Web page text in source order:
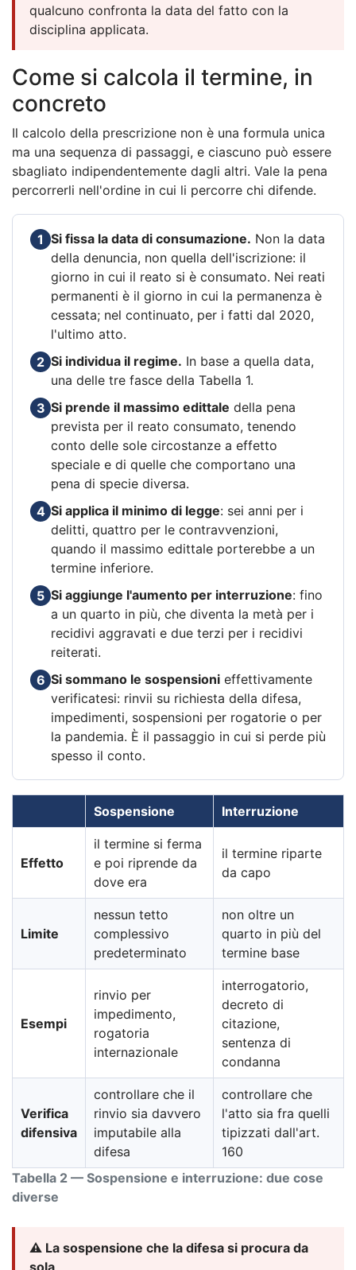
qualcuno confronta la data del fatto con la
disciplina applicata.
Come si calcola il termine, in
concreto
Il calcolo della prescrizione non è una formula unica
ma una sequenza di passaggi, e ciascuno può essere
sbagliato indipendentemente dagli altri. Vale la pena
percorrerli nell'ordine in cui li percorre chi difende.
1 Si fissa la data di consumazione. Non la data
della denuncia, non quella dell'iscrizione: il
giorno in cui il reato si è consumato. Nei reati
permanenti è il giorno in cui la permanenza è
cessata; nel continuato, per i fatti dal 2020,
l'ultimo atto.
2 Si individua il regime. In base a quella data,
una delle tre fasce della Tabella 1.
3 Si prende il massimo edittale della pena
prevista per il reato consumato, tenendo
conto delle sole circostanze a effetto
speciale e di quelle che comportano una
pena di specie diversa.
4 Si applica il minimo di legge: sei anni per i
delitti, quattro per le contravvenzioni,
quando il massimo edittale porterebbe a un
termine inferiore.
5 Si aggiunge l'aumento per interruzione: fino
a un quarto in più, che diventa la metà per i
recidivi aggravati e due terzi per i recidivi
reiterati.
6 Si sommano le sospensioni effettivamente
verificatesi: rinvii su richiesta della difesa,
impedimenti, sospensioni per rogatorie o per
la pandemia. È il passaggio in cui si perde più
spesso il conto.
Tabella 2 — Sospensione e interruzione: due cose
diverse
Sospensione Interruzione
Effetto
il termine si ferma
e poi riprende da
dove era
il termine riparte
da capo
Limite
nessun tetto
complessivo
predeterminato
non oltre un
quarto in più del
termine base
Esempi
rinvio per
impedimento,
rogatoria
internazionale
interrogatorio,
decreto di
citazione,
sentenza di
condanna
Verifica
difensiva
controllare che il
rinvio sia davvero
imputabile alla
difesa
controllare che
l'atto sia fra quelli
tipizzati dall'art.
160
⚠️ La sospensione che la difesa si procura da
sola